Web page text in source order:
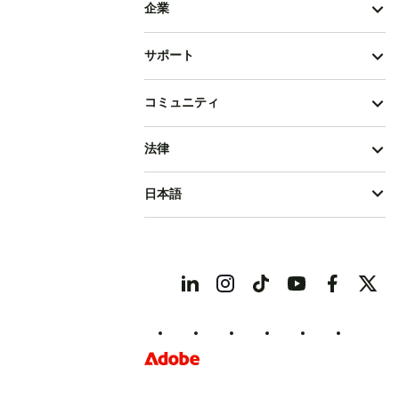
企業
サポート
コミュニティ
法律
日本語